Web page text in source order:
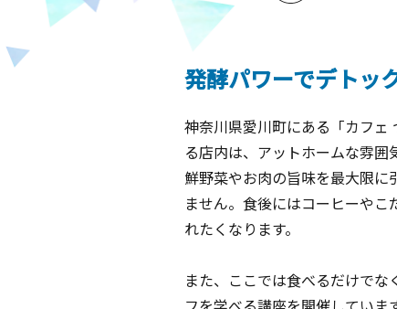
発酵パワーでデトッ
神奈川県愛川町にある「カフェ
る店内は、アットホームな雰
鮮野菜やお肉の旨味を最大限
ません。食後にはコーヒーや
れたくなります。
また、ここでは食べるだけで